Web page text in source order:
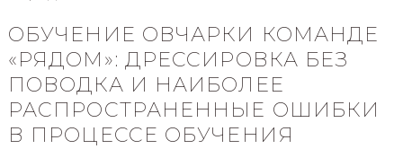
ОБУЧЕНИЕ ОВЧАРКИ КОМАНДЕ
«РЯДОМ»: ДРЕССИРОВКА БЕЗ
ПОВОДКА И НАИБОЛЕЕ
РАСПРОСТРАНЕННЫЕ ОШИБКИ
В ПРОЦЕССЕ ОБУЧЕНИЯ